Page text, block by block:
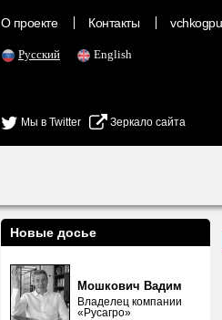
О проекте Контакты
Русский English
Мы в Twitter Зеркало сайта
Новые досье
Мошкович Вадим
Владелец компании
«Русагро»